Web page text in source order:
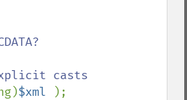
$xml